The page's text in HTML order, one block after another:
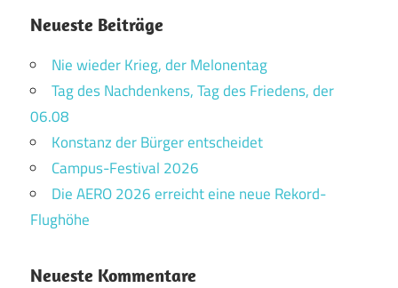
Neueste Beiträge
Nie wieder Krieg, der Melonentag
Tag des Nachdenkens, Tag des Friedens, der
06.08
Konstanz der Bürger entscheidet
Campus-Festival 2026
Die AERO 2026 erreicht eine neue Rekord-
Flughöhe
Neueste Kommentare